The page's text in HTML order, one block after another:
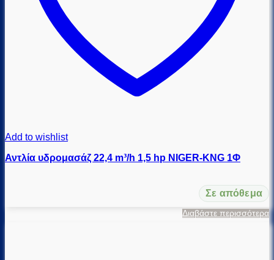
Add to wishlist
Αντλία υδρομασάζ 22,4 m³/h 1,5 hp NIGER-KNG 1Φ
Σε απόθεμα
Διαβάστε περισσότερα